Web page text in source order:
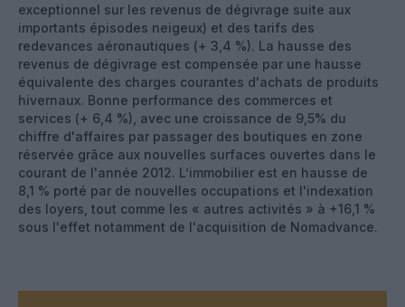
exceptionnel sur les revenus de dégivrage suite aux
importants épisodes neigeux) et des tarifs des
redevances aéronautiques (+ 3,4 %). La hausse des
revenus de dégivrage est compensée par une hausse
équivalente des charges courantes d'achats de produits
hivernaux. Bonne performance des commerces et
services (+ 6,4 %), avec une croissance de 9,5% du
chiffre d'affaires par passager des boutiques en zone
réservée grâce aux nouvelles surfaces ouvertes dans le
courant de l'année 2012. L’immobilier est en hausse de
8,1 % porté par de nouvelles occupations et l'indexation
des loyers, tout comme les « autres activités » à +16,1 %
sous l'effet notamment de l'acquisition de Nomadvance.